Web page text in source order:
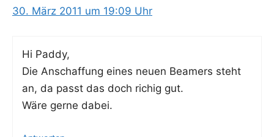
30. März 2011 um 19:09 Uhr
Hi Pad­dy,
Die Anschaf­fung eines neu­en Bea­mers steht
an, da passt das doch richig gut.
Wäre ger­ne dabei.